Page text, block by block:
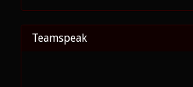
Teamspeak